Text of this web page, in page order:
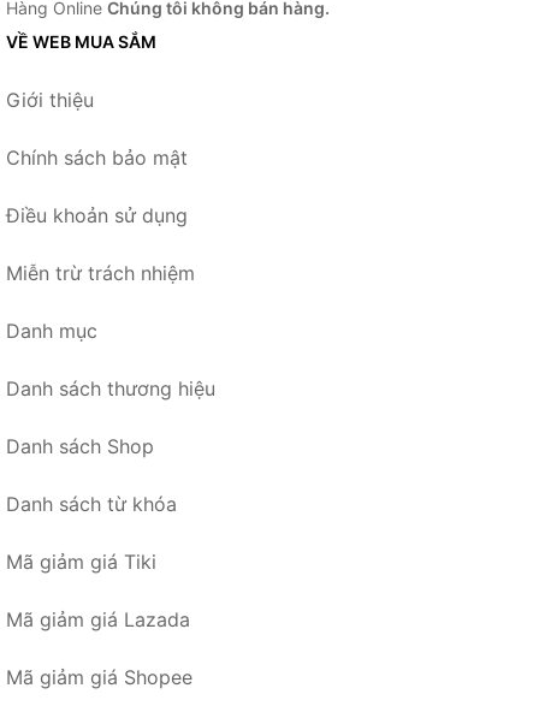
Hàng Online Chúng tôi không bán hàng.
VỀ WEB MUA SẮM
Giới thiệu
Chính sách bảo mật
Điều khoản sử dụng
Miễn trừ trách nhiệm
Danh mục
Danh sách thương hiệu
Danh sách Shop
Danh sách từ khóa
Mã giảm giá Tiki
Mã giảm giá Lazada
Mã giảm giá Shopee